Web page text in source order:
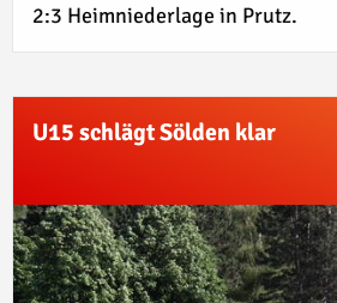
2:3 Heimniederlage in Prutz.
U15 schlägt Sölden klar